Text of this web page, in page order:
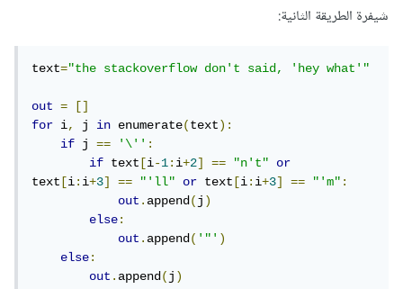
شيفرة الطريقة الثانية:
text="the stackoverflow don't said, 'hey what'"
out =
[]
for i, j in enumerate(text):
if j == '\'':
if text [i-1:i+2] == "n't"
or
text [i:i+3] == "'ll" or text [i:i+3] == "'m":
out.append(j)
else:
out.append('"')
else:
out.append(j)